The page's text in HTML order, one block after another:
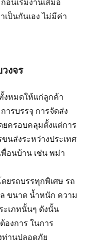
อนเริ่มงานเสมอ
เป็นกันเอง ไม่มีค่า
งจร
งหมดให้แก่ลูกค้า
ารบรรจุ การจัดส่ง
ยครอบคลุมตั้งแต่การ
นส่งระหว่างประเทศ
อนบ้าน เช่น พม่า
ยรถบรรทุกพิเศษ รถ
ขนาด น้ำหนัก ความ
ะเภทนั้นๆ ดังนั้น
องการ ในการ
ท่านปลอดภัย